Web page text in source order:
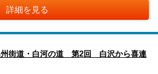
詳細を見る
州街道・白河の道 第2回 白沢から喜連